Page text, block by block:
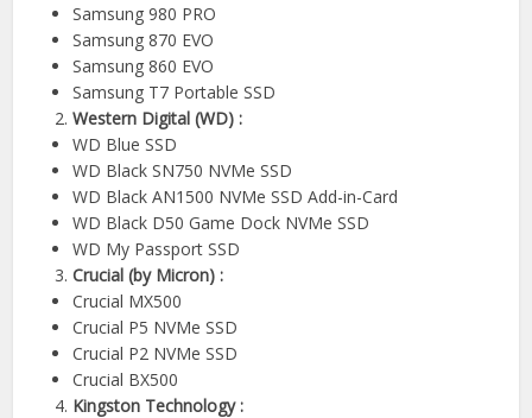
Samsung 980 PRO
Samsung 870 EVO
Samsung 860 EVO
Samsung T7 Portable SSD
Western Digital (WD) :
WD Blue SSD
WD Black SN750 NVMe SSD
WD Black AN1500 NVMe SSD Add-in-Card
WD Black D50 Game Dock NVMe SSD
WD My Passport SSD
Crucial (by Micron) :
Crucial MX500
Crucial P5 NVMe SSD
Crucial P2 NVMe SSD
Crucial BX500
Kingston Technology :